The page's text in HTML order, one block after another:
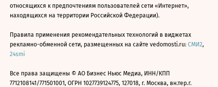
относящихся к предпочтениям пользователей сети «Интернет»,
находящихся на территории Российской Федерации).
Правила применения рекомендательных технологий в виджетах
рекламно-обменной сети, размещенных на сайте vedomosti.ru: СМИ2,
24smi
Все права защищены © АО Бизнес Ньюс Медиа, ИНН/КПП
7712108141/771501001, ОГРН 1027739124775, 127018, г. Москва, вн.тер.г.